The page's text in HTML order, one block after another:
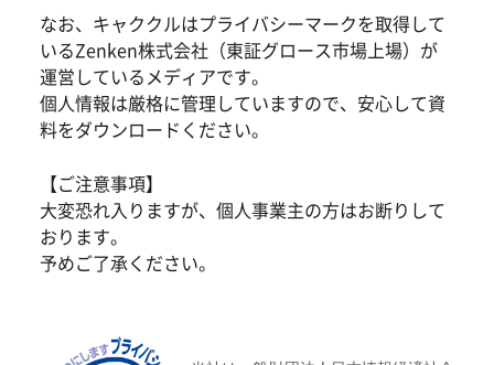
なお、キャククルはプライバシーマークを取得して
いるZenken株式会社（東証グロース市場上場）が
運営しているメディアです。
個人情報は厳格に管理していますので、安心して資
料をダウンロードください。
【ご注意事項】
大変恐れ入りますが、個人事業主の方はお断りして
おります。
予めご了承ください。